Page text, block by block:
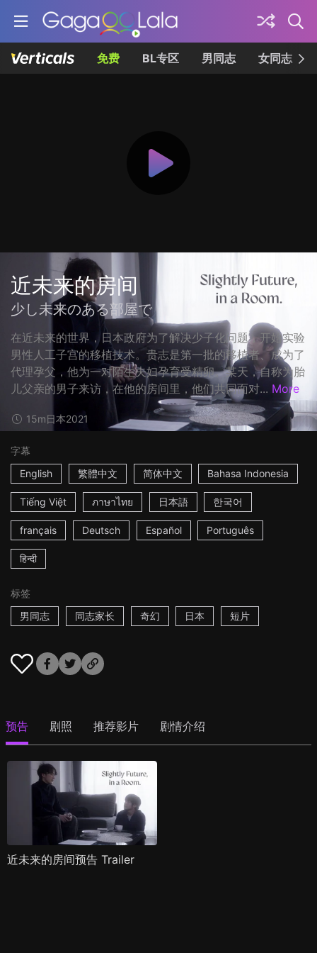
免费 BL专区 男同志 女同志
近未来的房间
少し未来のある部屋で
在近未来的世界，日本政府为了解决少子化问题，开始实验
男性人工子宫的移植技术。贵志是第一批的移植者、成为了
代理孕父，他为一对陌生夫妇孕育受精卵。某天，自称为胎
儿父亲的男子来访，在他的房间里，他们共同面对... More
15m日本2021
字幕
English
繁體中文 简体中文 Bahasa Indonesia
Tiếng Việt ภาษาไทย 日本語 한국어
français Deutsch Español Português
हिन्दी
标签
男同志
同志家长 奇幻 日本 短片
预告 剧照 推荐影片 剧情介绍
近未来的房间预告 Trailer